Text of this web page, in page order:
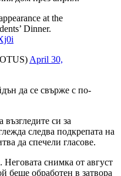
at the
Dinner.
April 30,
да се свърже с по-
си за
следва подкрепата на
да спечели гласове.
снимка от август
беше обработен в затвора